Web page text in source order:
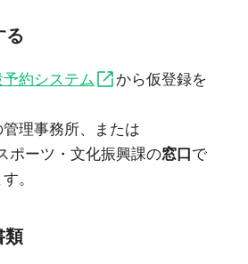
る
約システム
から仮登録を
理事務所、または
ポーツ・文化振興課の窓口で
。
類